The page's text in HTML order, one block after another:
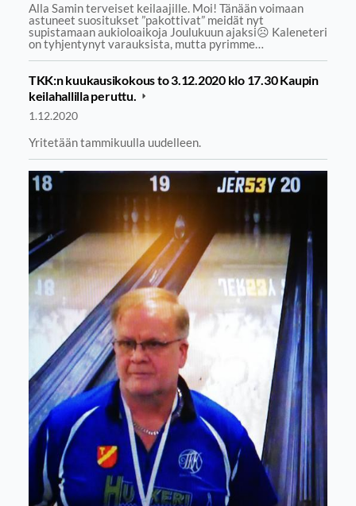
Alla Samin terveiset keilaajille. Moi! Tänään voimaan
astuneet suositukset ”pakottivat” meidät nyt
supistamaan aukioloaikoja Joulukuun ajaksi☹ Kaleneteri
on tyhjentynyt varauksista, mutta pyrimme…
TKK:n kuukausikokous to 3.12.2020 klo 17.30 Kaupin
keilahallilla peruttu.
1.12.2020
Yritetään tammikuulla uudelleen.